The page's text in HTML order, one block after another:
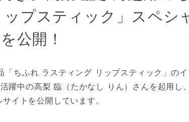
プスティック」スペシ
公開！
ちふれ ラスティング リップスティック」のイ
躍中の高梨 臨（たかなし りん）さんを起用し、
イトを公開しています。